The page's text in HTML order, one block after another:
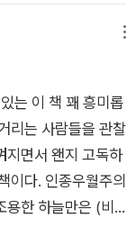
명 상을 안겨준 작
강렬하게 남아
들 이예요. 내용
생각을 하며 이
곳도 있고, 아직도
.... 분명 좋았으
지 않았을 줄긋기도
할 신간을 데려올
년 구입해서 읽고
납득이 갔다. 아!
[아내의 상자]라는
. '이 작품은 뭐
없는 화도 났다. '왜
고, 가정을 파괴했
지가 계속해서 마
에 대해서 남편에
을만한 상은 다 받
냥 작품 그대로를 보
아니고 재미있어
경 작가 작품에서
해볼만도 한데.
는 이 책 꽤 흥미롭
리는 사람들을 관찰
지면서 왠지 고독하
이다. 인종우월주의
용한 하늘만은 (비